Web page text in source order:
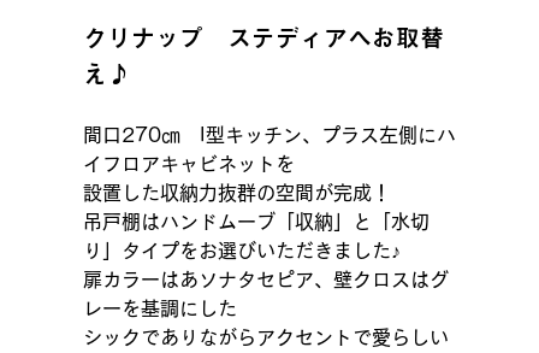
クリナップ　ステディアへお取替
え♪
間口270㎝　I型キッチン、プラス左側にハ
イフロアキャビネットを
設置した収納力抜群の空間が完成！
吊戸棚はハンドムーブ「収納」と「水切
り」タイプをお選びいただきました♪
扉カラーはあソナタセピア、壁クロスはグ
レーを基調にした
シックでありながらアクセントで愛らしい